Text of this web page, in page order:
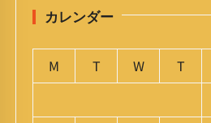
カレンダー
M T W T